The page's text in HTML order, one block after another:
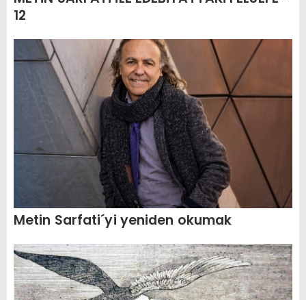
12
Metin Sarfati´yi yeniden okumak